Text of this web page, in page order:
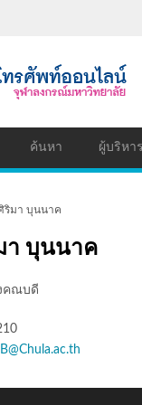
ค้นหา ผู้บริหาร
ริมา บุนนาค
า บุนนาค
คณบดี